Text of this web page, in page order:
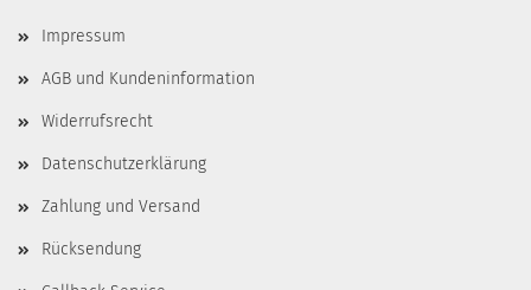
Impressum
AGB und Kundeninformation
Widerrufsrecht
Datenschutzerklärung
Zahlung und Versand
Rücksendung